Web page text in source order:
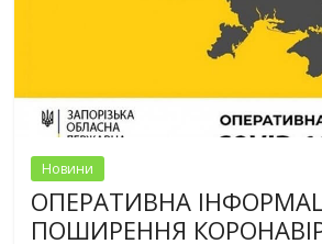
Новини
ОПЕРАТИВНА
ПОШИРЕННЯ